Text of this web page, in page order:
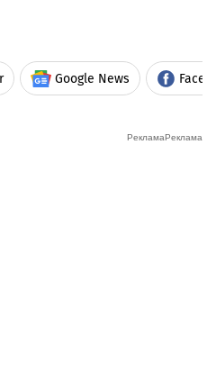
Google News